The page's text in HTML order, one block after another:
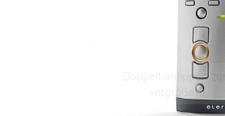
Doppelt antippen zum
vergrößern